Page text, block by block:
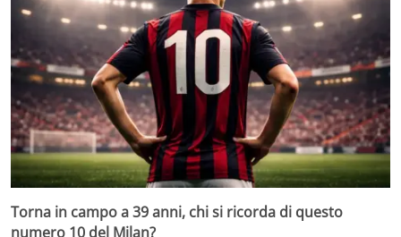
Torna in campo a 39 anni, chi si ricorda di questo
numero 10 del Milan?